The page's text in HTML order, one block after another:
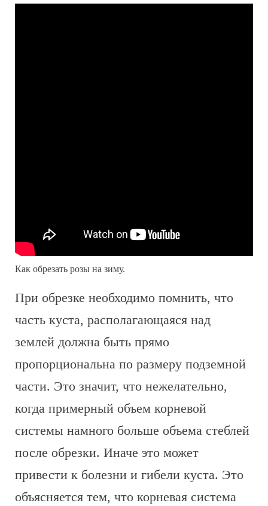
Как обрезать розы на зиму.
При обрезке необходимо помнить, что
часть куста, располагающаяся над
землей должна быть прямо
пропорциональна по размеру подземной
части. Это значит, что нежелательно,
когда примерный объем корневой
системы намного больше объема стеблей
после обрезки. Иначе это может
привести к болезни и гибели куста. Это
объясняется тем, что корневая система